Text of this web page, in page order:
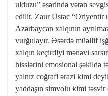
ulduzu” əsərində vətən
edilir. Zaur Ustac “Oriyentir
Azərbaycan xalqının
vurğulayır. Əsərdə müəllif
xalqın keçirdiyi mənəvi
hisslərini emosional şəkildə
yalnız coğrafi ərazi kimi
yaddaşın simvolu kimi